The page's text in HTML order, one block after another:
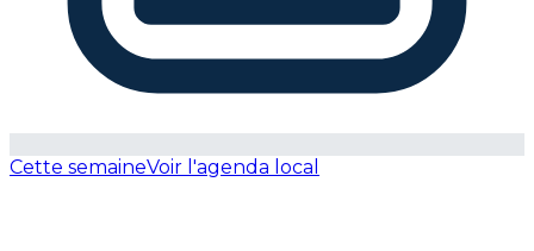
Cette semaineVoir l'agenda local